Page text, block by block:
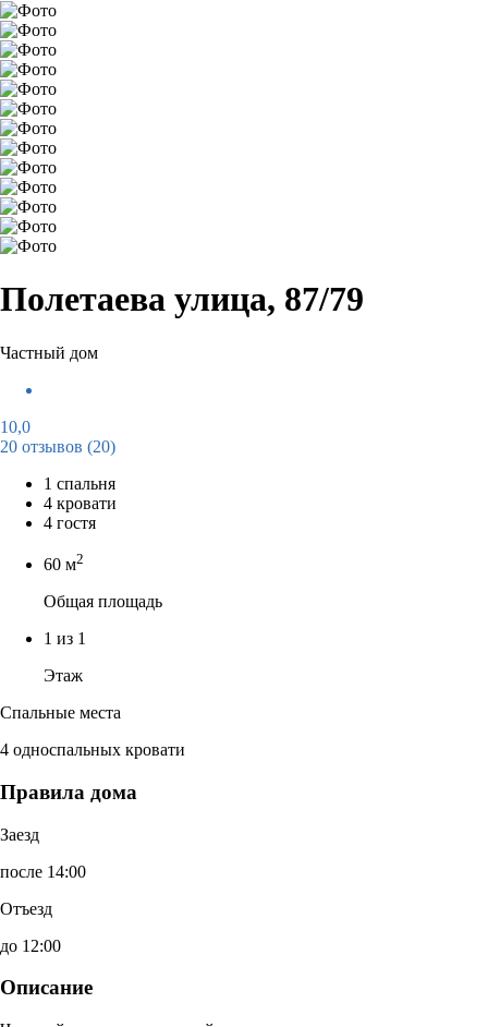
Полетаева улица, 87/79
Частный дом
10,0
20 отзывов (20)
1 спальня
4 кровати
4 гостя
60 м2
Общая площадь
1 из 1
Этаж
Спальные места
4 односпальных кровати
Правила дома
Заезд
после 14:00
Отъезд
до 12:00
Описание